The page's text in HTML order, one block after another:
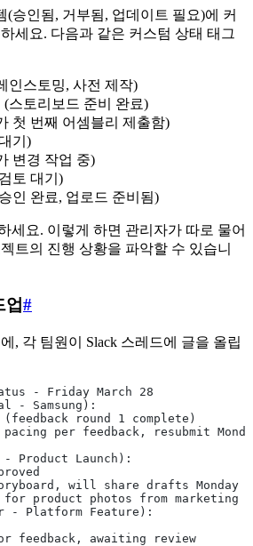
(승인됨, 거부됨, 업데이트 필요)에 커
세요. 다음과 같은 커스텀 상태 태그
인스토밍, 사전 제작)
(스토리보드 준비 완료)
첫 번째 어셈블리 제출함)
기)
변경 작업 중)
토 대기)
인 완료, 업로드 준비됨)
세요. 이렇게 하면 관리자가 따로 물어
트의 진행 상황을 파악할 수 있습니
#
, 각 팀원이 Slack 스레드에 글을 올립
- Friday March 28
- Samsung):
round 1 complete)
per feedback, resubmit
Product Launch):
will share drafts Monday
product photos from marketing
- Platform Feature):
feedback, awaiting review